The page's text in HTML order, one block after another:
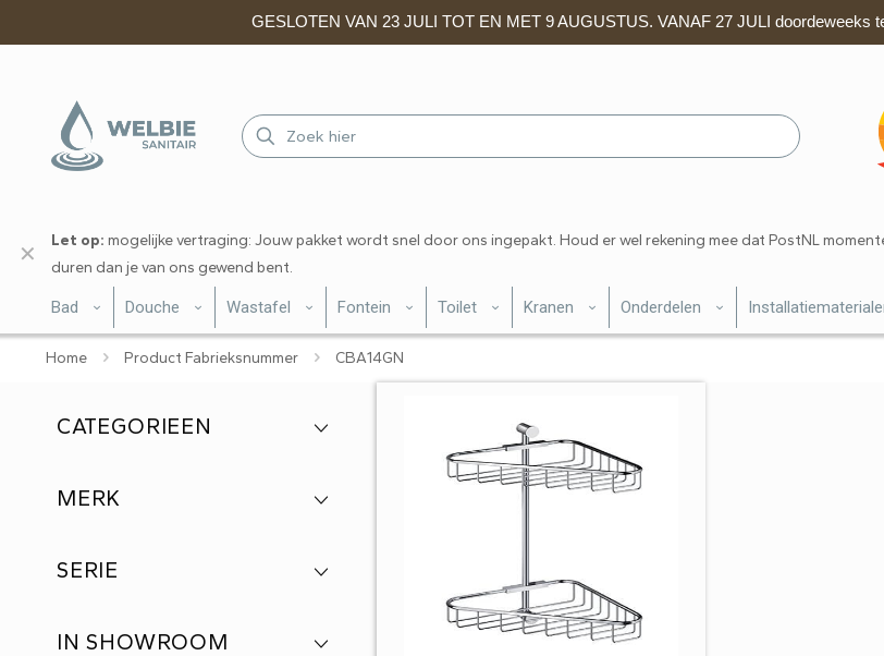
GESLOTEN VAN 23 JULI TOT EN MET 9 AUGUSTUS. VANAF 27 JULI doordeweeks
Let op: mogelijke vertraging: Jouw pakket wordt snel door ons ingepakt. Houd er wel rekening mee dat PostNL
duren dan je van ons gewend bent.
✕
Bad Douche Wastafel Fontein Toilet Kranen Onderdelen
Home Product Fabrieksnummer CBA14GN
CATEGORIEEN
MERK
SERIE
IN SHOWROOM